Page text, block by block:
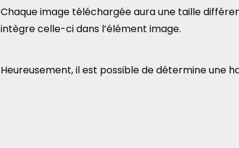
Chaque image téléchargée aura une taille
intègre celle-ci dans l’élément image.
Heureusement, il est possible de détermine une